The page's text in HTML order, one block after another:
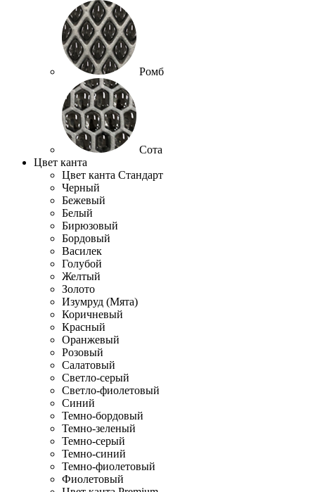
Ромб
Сота
Цвет канта
Цвет канта Стандарт
Черный
Бежевый
Белый
Бирюзовый
Бордовый
Василек
Голубой
Желтый
Золото
Изумруд (Мята)
Коричневый
Красный
Оранжевый
Розовый
Салатовый
Светло-серый
Светло-фиолетовый
Синий
Темно-бордовый
Темно-зеленый
Темно-серый
Темно-синий
Темно-фиолетовый
Фиолетовый